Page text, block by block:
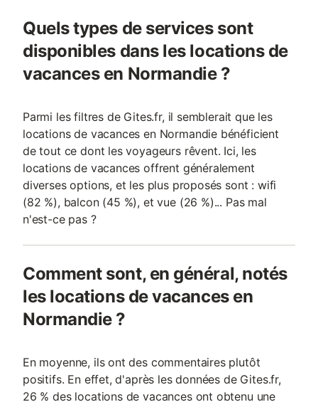
Quels types de services sont
disponibles dans les locations de
vacances en Normandie ?
Parmi les filtres de Gites.fr, il semblerait que les
locations de vacances en Normandie bénéficient
de tout ce dont les voyageurs rêvent. Ici, les
locations de vacances offrent généralement
diverses options, et les plus proposés sont : wifi
(82 %), balcon (45 %), et vue (26 %)... Pas mal
n'est-ce pas ?
Comment sont, en général, notés
les locations de vacances en
Normandie ?
En moyenne, ils ont des commentaires plutôt
positifs. En effet, d'après les données de Gites.fr,
26 % des locations de vacances ont obtenu une